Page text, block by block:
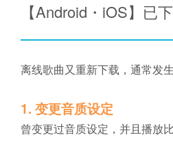
【Android・iOS】已
离线歌曲又重新下载，通常发
1. 变更音质设定
曾变更过音质设定，并且播放